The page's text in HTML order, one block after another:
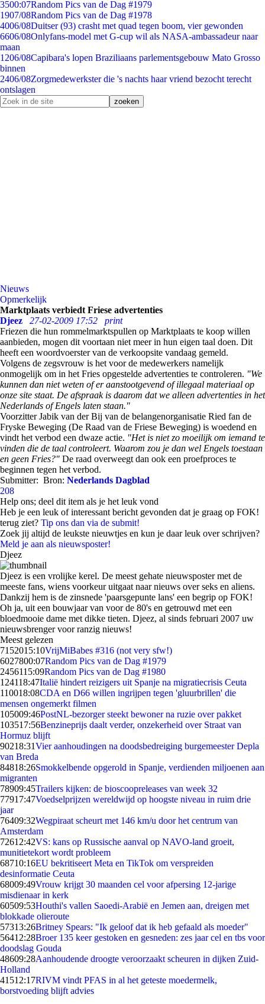
3500:07Random Pics van de Dag #1979
1907/08Random Pics van de Dag #1978
4006/08Duitser (93) crasht met quad tegen boom, vier gewonden
6606/08Onlyfans-model met G-cup wil als NASA-ambassadeur naar
maan
1206/08Capibara's lopen Braziliaans parlementsgebouw Mato Grosso
binnen
2406/08Zorgmedewerkster die 's nachts haar vriend bezocht terecht
ontslagen
Nieuws
Opmerkelijk
Marktplaats verbiedt Friese advertenties
Djeez
27-02-2009 17:52
print
Friezen die hun rommelmarktspullen op Marktplaats te koop willen
aanbieden, mogen dit voortaan niet meer in hun eigen taal doen. Dit
heeft een woordvoerster van de verkoopsite vandaag gemeld.
Volgens de zegsvrouw is het voor de medewerkers namelijk
onmogelijk om in het Fries opgestelde advertenties te controleren. "We
kunnen dan niet weten of er aanstootgevend of illegaal materiaal op
onze site staat. De afspraak is daarom dat we alleen advertenties in het
Nederlands of Engels laten staan."
Voorzitter Jabik van der Bij van de belangenorganisatie Ried fan de
Fryske Beweging (De Raad van de Friese Beweging) is woedend en
vindt het verbod een dwaze actie. "Het is niet zo moeilijk om iemand te
vinden die de taal controleert. Waarom zou je dan wel Engels toestaan
en geen Fries?" De raad overweegt dan ook een proefproces te
beginnen tegen het verbod.
Submitter: Bron: Nederlands Dagblad
208
Help ons; deel dit item als je het leuk vond
Heb je een leuk of interessant bericht gevonden dat je graag op FOK!
terug ziet? Tip ons dan via de submit!
Zoek jij altijd de leukste nieuwtjes en kun je daar leuk over schrijven?
Meld je aan als nieuwsposter!
Djeez
Djeez is een vrolijke kerel. De meest gehate nieuwsposter met de
meeste fans, wiens voorkeur uitgaat naar nieuws over seks en aliens.
Dankzij hem is de zinsnede 'paarsgepunte lans' een begrip op FOK!
Oh ja, uit een bouwjaar van voor de 80's en getrouwd met een
bloedmooie dame met dikke tieten. Djeez, al sinds februari 2007 uw
nieuwsbrenger voor ranzig nieuws!
Meest gelezen
7152015:10VrijMiBabes #316 (not very sfw!)
6027800:07Random Pics van de Dag #1979
2456115:09Random Pics van de Dag #1980
124118:47Italië hindert reizigers uit Spanje na migratiecrisis Ceuta
110018:08CDA en D66 willen ingrijpen tegen 'gluurbrillen' die
mensen ongemerkt filmen
105009:46PostNL-bezorger steekt bewoner na ruzie over pakket
103517:56Benzineprijs daalt verder, onzekerheid over Straat van
Hormuz blijft
90218:31Vier aanhoudingen na doodsbedreiging burgemeester Depla
van Breda
84818:26Smokkelbende opgerold in Spanje, verdienden miljoenen aan
migranten
78909:45Trailers kijken: de bioscoopreleases van week 32
77917:47Voedselprijzen wereldwijd op hoogste niveau in ruim drie
jaar
76409:32Wegpiraat scheurt met 146 km/u door het centrum van
Amsterdam
72612:42VS: kans op Russische aanval op NAVO-land groeit,
munitietekort wordt probleem
68710:16EU bekritiseert Meta en TikTok om verspreiden
desinformatie Ceuta
68009:49Vrouw krijgt 30 maanden cel voor afpersing 12-jarige
misdienaar in kerk
60509:53Houthi's vallen Saoedi-Arabië en Jemen aan, dreigen met
blokkade olieroute
57313:26Britney Spears: "Ik geloof dat ik heb gefaald als moeder"
56412:28Broer 135 keer gestoken en gesneden: zes jaar cel en tbs voor
doodslag Gouda
48609:28Aanhoudende droogte veroorzaakt scheuren in dijken Zuid-
Holland
41512:17RIVM vindt PFAS in al het geteste moedermelk,
borstvoeding blijft advies